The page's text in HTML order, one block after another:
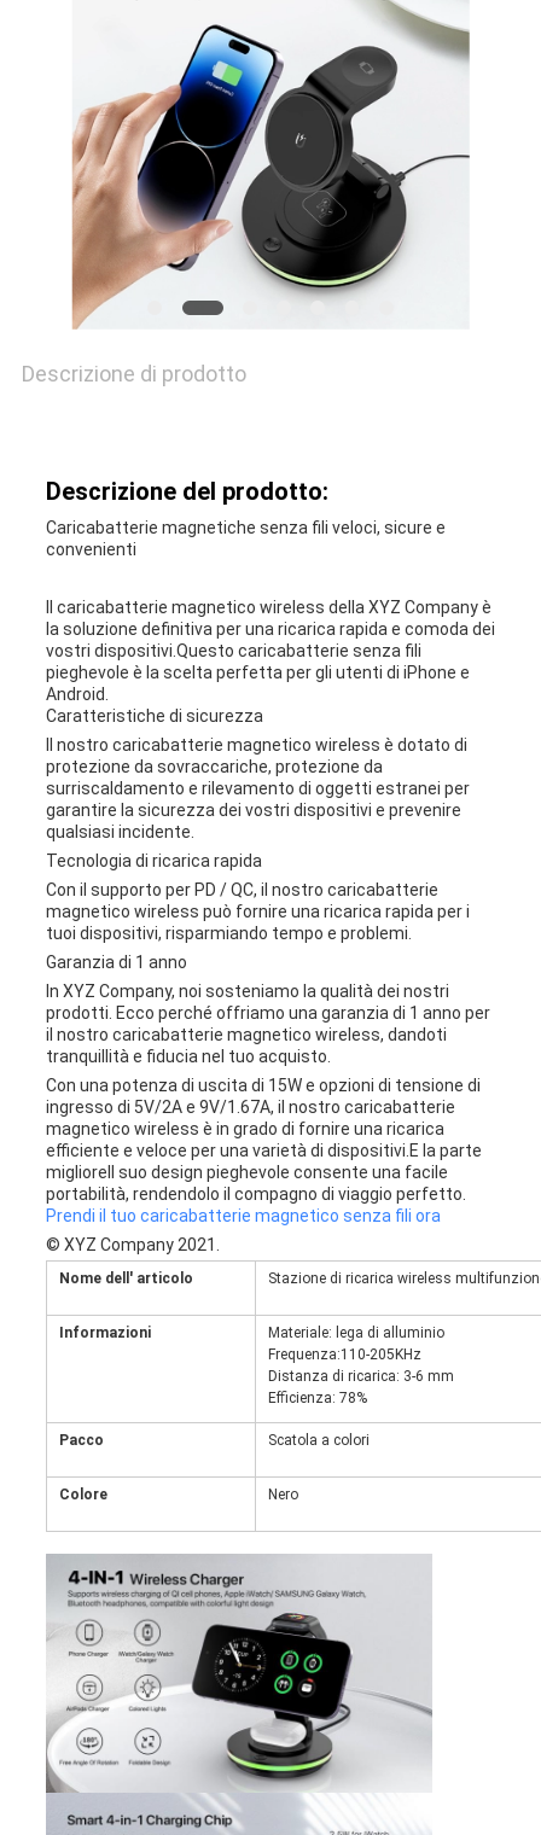
CITAZIONE
MAPPA
POLICY
Descrizione di prodotto
Descrizione del prodotto:
Caricabatterie magnetiche senza fili veloci, sicure e
convenienti
Il caricabatterie magnetico wireless della XYZ Company è
la soluzione definitiva per una ricarica rapida e comoda dei
vostri dispositivi.Questo caricabatterie senza fili
pieghevole è la scelta perfetta per gli utenti di iPhone e
Android.
Caratteristiche di sicurezza
Il nostro caricabatterie magnetico wireless è dotato di
protezione da sovraccariche, protezione da
surriscaldamento e rilevamento di oggetti estranei per
garantire la sicurezza dei vostri dispositivi e prevenire
qualsiasi incidente.
Tecnologia di ricarica rapida
Con il supporto per PD / QC, il nostro caricabatterie
magnetico wireless può fornire una ricarica rapida per i
tuoi dispositivi, risparmiando tempo e problemi.
Garanzia di 1 anno
In XYZ Company, noi sosteniamo la qualità dei nostri
prodotti. Ecco perché offriamo una garanzia di 1 anno per
il nostro caricabatterie magnetico wireless, dandoti
tranquillità e fiducia nel tuo acquisto.
Con una potenza di uscita di 15W e opzioni di tensione di
ingresso di 5V/2A e 9V/1.67A, il nostro caricabatterie
magnetico wireless è in grado di fornire una ricarica
efficiente e veloce per una varietà di dispositivi.E la parte
miglioreIl suo design pieghevole consente una facile
portabilità, rendendolo il compagno di viaggio perfetto.
Prendi il tuo caricabatterie magnetico senza fili ora
© XYZ Company 2021.
Nome dell' articolo Stazione di ricarica wireless
Informazioni
Materiale: lega di alluminio
Frequenza:110-205KHz
Distanza di ricarica: 3-6 mm
Efficienza: 78%
Pacco Scatola a colori
Colore Nero